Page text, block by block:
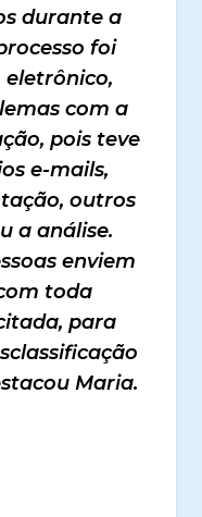
durante a
foi
com a
pois teve
e-mails,
outros
a análise.
enviem
toda
para
Maria.